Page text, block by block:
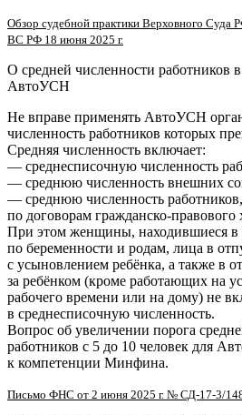
Обзор судебной практики Верховного
ВС РФ 18 июня 2025 г.
О средней численности работников
АвтоУСН
Не вправе применять АвтоУСН
численность работников которых
Средняя численность включает:
— среднесписочную численность
— среднюю численность внешних
— среднюю численность
по договорам гражданско-правового
При этом женщины, находившиеся в
по беременности и родам, лица в
с усыновлением ребёнка, а также в
за ребёнком (кроме работающих на
рабочего времени или на дому) не
в среднесписочную численность.
Вопрос об увеличении порога
работников с 5 до 10 человек для
к компетенции Минфина.
Письмо ФНС от 2 июня 2025 г. № СД-17-3/